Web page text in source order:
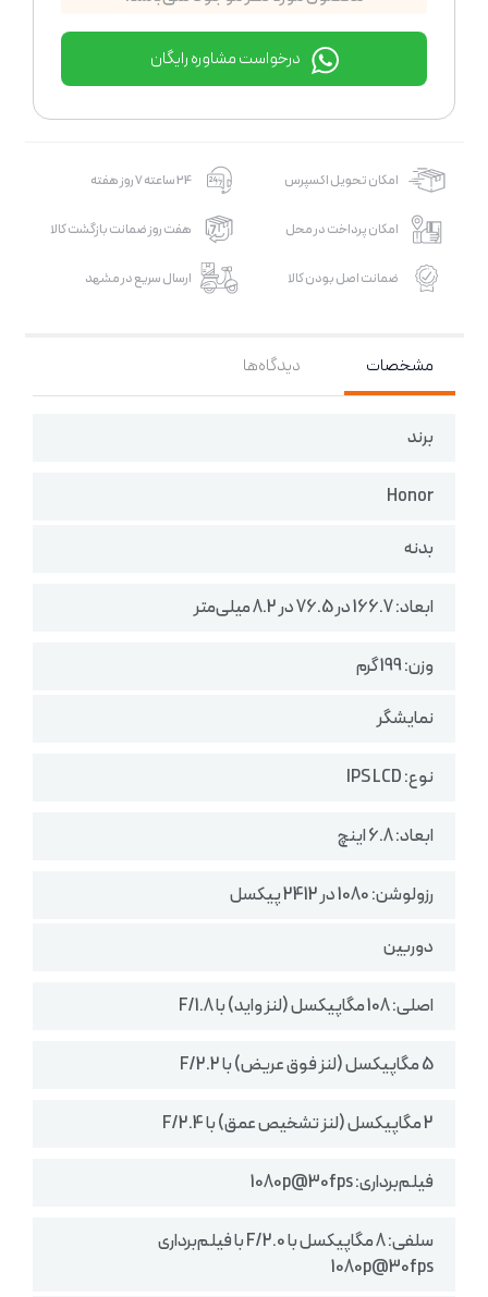
درخواست مشاوره رایگان
امکان تحویل اکسپرس 24 ساعته 7 روز هفته
امکان پرداخت در محل هفت روز ضمانت بازگشت کالا
ضمانت اصل بودن کالا ارسال سریع در مشهد
مشخصات دیدگاه‌ها
برند
Honor
بدنه
ابعاد: 166.7 در 76.5 در 8.2 میلی‌متر
وزن: 199 گرم
نمایشگر
نوع: IPS LCD
ابعاد: 6.8 اینچ
رزولوشن: 1080 در 2412 پیکسل
دوربین
اصلی: 108 مگاپیکسل (لنز واید) با F/1.8
5 مگاپیکسل (لنز فوق عریض) با F/2.2
2 مگاپیکسل (لنز تشخیص عمق) با F/2.4
فیلم‌برداری: 1080p@30fps
سلفی: 8 مگاپیکسل با F/2.0 با فیلم‌برداری
1080p@30fps